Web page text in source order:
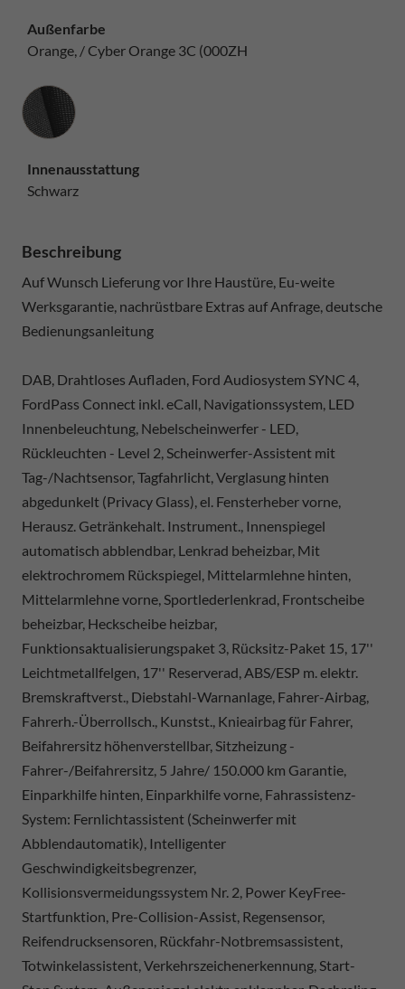
Außenfarbe
Orange, / Cyber Orange 3C (000ZH
Innenausstattung
Innenausstattung
Schwarz
Beschreibung
Auf Wunsch Lieferung vor Ihre Haustüre, Eu-weite
Werksgarantie, nachrüstbare Extras auf Anfrage, deutsche
Bedienungsanleitung
DAB, Drahtloses Aufladen, Ford Audiosystem SYNC 4,
FordPass Connect inkl. eCall, Navigationssystem, LED
Innenbeleuchtung, Nebelscheinwerfer - LED,
Rückleuchten - Level 2, Scheinwerfer-Assistent mit
Tag-/Nachtsensor, Tagfahrlicht, Verglasung hinten
abgedunkelt (Privacy Glass), el. Fensterheber vorne,
Herausz. Getränkehalt. Instrument., Innenspiegel
automatisch abblendbar, Lenkrad beheizbar, Mit
elektrochromem Rückspiegel, Mittelarmlehne hinten,
Mittelarmlehne vorne, Sportlederlenkrad, Frontscheibe
beheizbar, Heckscheibe heizbar,
Funktionsaktualisierungspaket 3, Rücksitz-Paket 15, 17''
Leichtmetallfelgen, 17'' Reserverad, ABS/ESP m. elektr.
Bremskraftverst., Diebstahl-Warnanlage, Fahrer-Airbag,
Fahrerh.-Überrollsch., Kunstst., Knieairbag für Fahrer,
Beifahrersitz höhenverstellbar, Sitzheizung -
Fahrer-/Beifahrersitz, 5 Jahre/ 150.000 km Garantie,
Einparkhilfe hinten, Einparkhilfe vorne, Fahrassistenz-
System: Fernlichtassistent (Scheinwerfer mit
Abblendautomatik), Intelligenter
Geschwindigkeitsbegrenzer,
Kollisionsvermeidungssystem Nr. 2, Power KeyFree-
Startfunktion, Pre-Collision-Assist, Regensensor,
Reifendrucksensoren, Rückfahr-Notbremsassistent,
Totwinkelassistent, Verkehrszeichenerkennung, Start-